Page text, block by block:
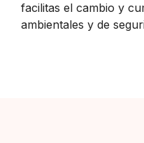
facilitas el cambio y
ambientales y de